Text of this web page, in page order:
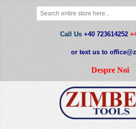
Call Us +40 723614252
or text us to
Despre Noi